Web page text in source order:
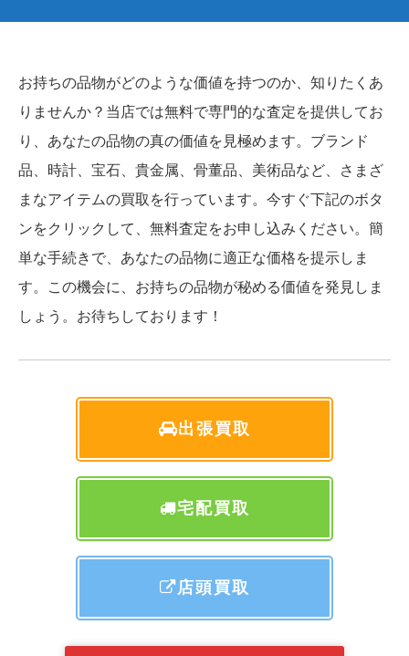
お持ちの品物がどのような価値を持つのか、知りたくあ
りませんか？当店では無料で専門的な査定を提供してお
り、あなたの品物の真の価値を見極めます。ブランド
品、時計、宝石、貴金属、骨董品、美術品など、さまざ
まなアイテムの買取を行っています。今すぐ下記のボタ
ンをクリックして、無料査定をお申し込みください。簡
単な手続きで、あなたの品物に適正な価格を提示しま
す。この機会に、お持ちの品物が秘める価値を発見しま
しょう。お待ちしております！
出張買取
宅配買取
店頭買取